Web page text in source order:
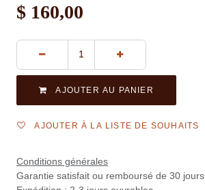
$ 160,00
AJOUTER AU PANIER
AJOUTER À LA LISTE DE SOUHAITS
Conditions générales
Garantie satisfait ou remboursé de 30 jours